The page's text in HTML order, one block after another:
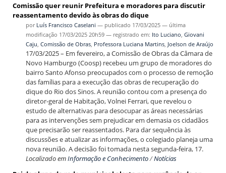
Comissão quer reunir Prefeitura e moradores para discutir
reassentamento devido às obras do dique
por Luís Francisco Caselani — publicado 17/03/2025 — última
modificação 17/03/2025 20h59 — registrado em: Ito Luciano Giovani
Caju Comissão de Obras, Professora Luciana Martins, Joelson de Araújo
17/03/2025 – Em fevereiro, a Comissão de Obras da Câmara de
Novo Hamburgo (Coosp) recebeu um grupo de moradores do
bairro Santo Afonso preocupados com o processo de remoção
das famílias para a execução das obras de recuperação do
dique do Rio dos Sinos. A reunião contou com a presença do
diretor-geral de Habitação, Volnei Ferrari, que revelou o
estudo de alternativas para desocupar as áreas necessárias
para as intervenções sem prejudicar em demasia os cidadãos
que precisarão ser reassentados. Para dar sequência às
discussões e atualizar as informações, o colegiado planeja uma
nova reunião. A decisão foi tomada nesta segunda-feira, 17.
Localizado emInformação e Conhecimento/Notícias